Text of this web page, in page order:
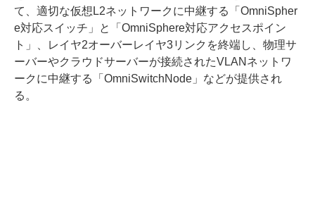
て、適切な仮想L2ネットワークに中継する「OmniSpher
e対応スイッチ」と「OmniSphere対応アクセスポイン
ト」、レイヤ2オーバーレイヤ3リンクを終端し、物理サ
ーバーやクラウドサーバーが接続されたVLANネットワ
ークに中継する「OmniSwitchNode」などが提供され
る。